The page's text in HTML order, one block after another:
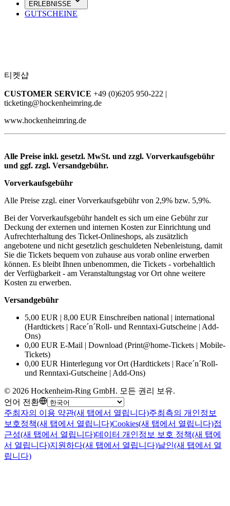
ERLEBNISSE
GUTSCHEINE
티켓샵
CUSTOMER SERVICE +49 (0)6205 950-222 |
ticketing@hockenheimring.de
www.hockenheimring.de
Alle Preise inkl. gesetzl. MwSt. und zzgl. Vorverkaufsgebühr
und ggf. zzgl. Versandgebühr.
Vorverkaufsgebühr
Alle Preise zzgl. einer Vorverkaufsgebühr von 2,9% bzw. 5,9%.
Bei der Vorverkaufsgebühr handelt es sich um eine Gebühr zur
Deckung der externen und internen Kosten zur Einrichtung und
Aufrechterhaltung des Ticket-Onlineshops, als zusätzlich
angebotene und nicht gesetzlich geschuldeten Nebenleistung, damit
Sie die Tickets bequem von zuhause aus vorab online erwerben
können. Es bleibt Ihnen unbenommen, die Tickets - vorbehaltlich
der Verfügbarkeit - am Veranstaltungstag vor Ort ohne weitere
Kosten zu erwerben.
Versandgebühr
5,00 EUR | 8,00 EUR Einschreiben national | international
(Hardtickets | Race´n´Roll- und Renntaxi-Gutscheine | Add-
Ons)
0,00 EUR E-Mail | Download (Print@home-Tickets | Mobile-
Tickets)
0,00 EUR Hinterlegung vor Ort (Hardtickets | Race´n´Roll-
und Renntaxi-Gutscheine | Add-Ons)
© 2026 Hockenheim-Ring GmbH. 모든 권리 보유.
언어 전환
주최자의 이용 약관(새 탭에서 열립니다)주최측의 개인정보
보호정책(새 탭에서 열립니다)Cookies(새 탭에서 열립니다)접
근성(새 탭에서 열립니다)데이터 개인정보 보호 정책(새 탭에
서 열립니다)지원하다(새 탭에서 열립니다)날인(새 탭에서 열
립니다)